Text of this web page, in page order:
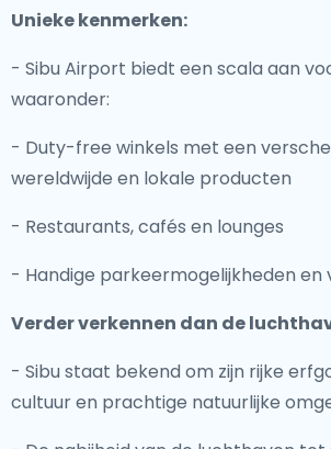
Unieke kenmerken:
- Sibu Airport biedt een scala aan
waaronder:
- Duty-free winkels met een
wereldwijde en lokale producten
- Restaurants, cafés en lounges
- Handige parkeermogelijkheden
Verder verkennen dan de
- Sibu staat bekend om zijn rijke
cultuur en prachtige natuurlijke